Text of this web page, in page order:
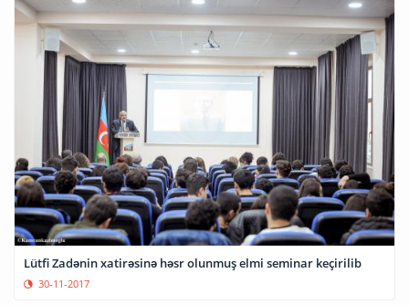
Lütfi Zadənin xatirəsinə həsr olunmuş elmi seminar keçirilib
30-11-2017